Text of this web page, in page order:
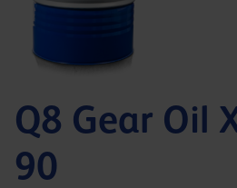
Q8 Gear Oil
90